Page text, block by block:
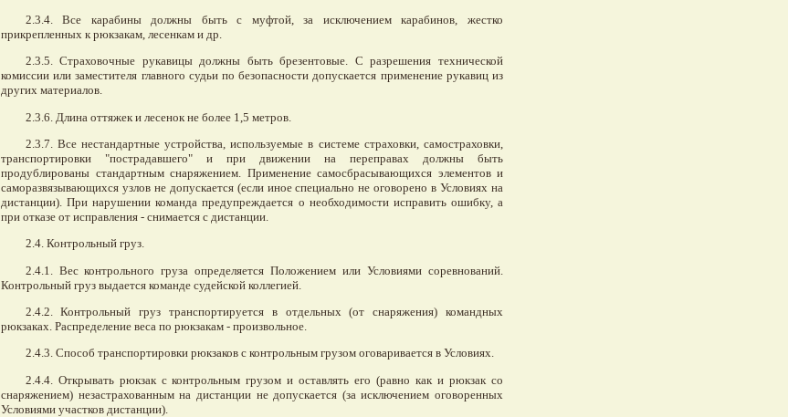
2.3.4. Все карабины должны быть с муфтой, за исключением карабинов, жестко
прикрепленных к рюкзакам, лесенкам и др.
2.3.5. Страховочные рукавицы должны быть брезентовые. С разрешения технической
комиссии или заместителя главного судьи по безопасности допускается применение рукавиц из
других материалов.
2.3.6. Длина оттяжек и лесенок не более 1,5 метров.
2.3.7. Все нестандартные устройства, используемые в системе страховки, самостраховки,
транспортировки "пострадавшего" и при движении на переправах должны быть
продублированы стандартным снаряжением. Применение самосбрасывающихся элементов и
саморазвязывающихся узлов не допускается (если иное специально не оговорено в Условиях на
дистанции). При нарушении команда предупреждается о необходимости исправить ошибку, а
при отказе от исправления - снимается с дистанции.
2.4. Контрольный груз.
2.4.1. Вес контрольного груза определяется Положением или Условиями соревнований.
Контрольный груз выдается команде судейской коллегией.
2.4.2. Контрольный груз транспортируется в отдельных (от снаряжения) командных
рюкзаках. Распределение веса по рюкзакам - произвольное.
2.4.3. Способ транспортировки рюкзаков с контрольным грузом оговаривается в Условиях.
2.4.4. Открывать рюкзак с контрольным грузом и оставлять его (равно как и рюкзак со
снаряжением) незастрахованным на дистанции не допускается (за исключением оговоренных
Условиями участков дистанции).